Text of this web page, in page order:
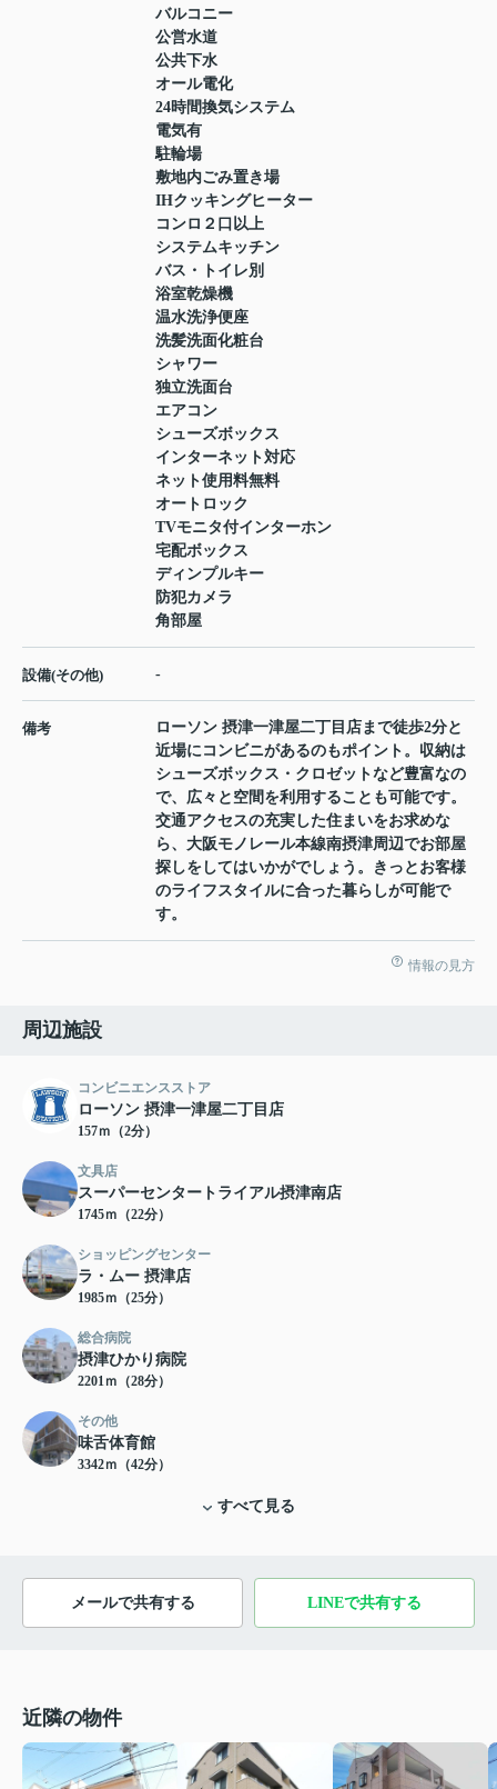
バルコニー
公営水道
公共下水
オール電化
24時間換気システム
電気有
駐輪場
敷地内ごみ置き場
IHクッキングヒーター
コンロ２口以上
システムキッチン
バス・トイレ別
浴室乾燥機
温水洗浄便座
洗髪洗面化粧台
シャワー
独立洗面台
エアコン
シューズボックス
インターネット対応
ネット使用料無料
オートロック
TVモニタ付インターホン
宅配ボックス
ディンプルキー
防犯カメラ
角部屋
設備(その他) -
備考
ローソン 摂津一津屋二丁目店まで徒歩2分と
近場にコンビニがあるのもポイント。収納は
シューズボックス・クロゼットなど豊富なの
で、広々と空間を利用することも可能です。
交通アクセスの充実した住まいをお求めな
ら、大阪モノレール本線南摂津周辺でお部屋
探しをしてはいかがでしょう。きっとお客様
のライフスタイルに合った暮らしが可能で
す。
情報の見方
周辺施設
コンビニエンスストア
ローソン 摂津一津屋二丁目店
157ｍ（2分）
文具店
スーパーセンタートライアル摂津南店
1745ｍ（22分）
ショッピングセンター
ラ・ムー 摂津店
1985ｍ（25分）
総合病院
摂津ひかり病院
2201ｍ（28分）
その他
味舌体育館
3342ｍ（42分）
すべて見る
メールで共有する LINEで共有する
近隣の物件